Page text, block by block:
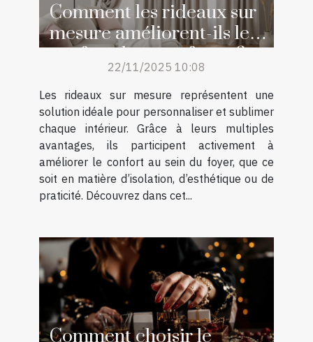
Comment les rideaux sur
mesure améliorent-ils le
confort de votre foyer ?
22/11/2025 10:08
Les rideaux sur mesure représentent une
solution idéale pour personnaliser et sublimer
chaque intérieur. Grâce à leurs multiples
avantages, ils participent activement à
améliorer le confort au sein du foyer, que ce
soit en matière d’isolation, d’esthétique ou de
praticité. Découvrez dans cet...
Comment choisir le